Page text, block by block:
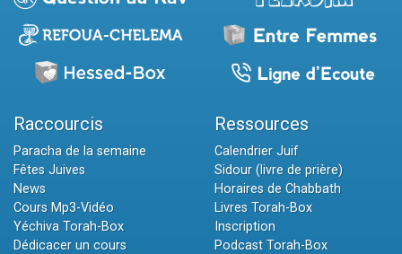
Raccourcis
Paracha de la semaine
Fêtes Juives
News
Cours Mp3-Vidéo
Yéchiva Torah-Box
Dédicacer un cours
Ressources
Calendrier Juif
Sidour (livre de prière)
Horaires de Chabbath
Livres Torah-Box
Inscription
Podcast Torah-Box